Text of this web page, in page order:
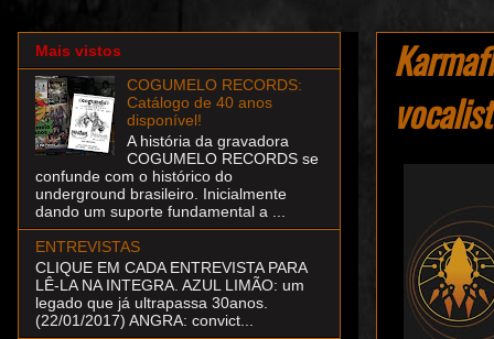
Mais vistos
COGUMELO RECORDS:
Catálogo de 40 anos
disponível!
A história da gravadora
COGUMELO RECORDS se
confunde com o histórico do
underground brasileiro. Inicialmente
dando um suporte fundamental a ...
ENTREVISTAS
CLIQUE EM CADA ENTREVISTA PARA
LÊ-LA NA INTEGRA. AZUL LIMÃO: um
legado que já ultrapassa 30anos.
(22/01/2017) ANGRA: convict...